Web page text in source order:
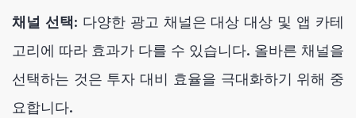
채널 선택: 다양한 광고 채널은 대상 대상 및 앱 카테
고리에 따라 효과가 다를 수 있습니다. 올바른 채널을
선택하는 것은 투자 대비 효율을 극대화하기 위해 중
요합니다.